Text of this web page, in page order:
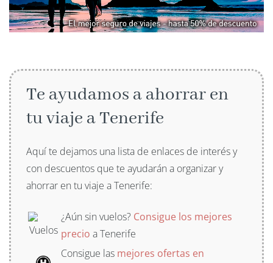
Te ayudamos a ahorrar en
tu viaje a Tenerife
Aquí te dejamos una lista de enlaces de interés y
con descuentos que te ayudarán a organizar y
ahorrar en tu viaje a Tenerife:
¿Aún sin vuelos? Consigue los mejores
precio a Tenerife
Consigue las mejores ofertas en